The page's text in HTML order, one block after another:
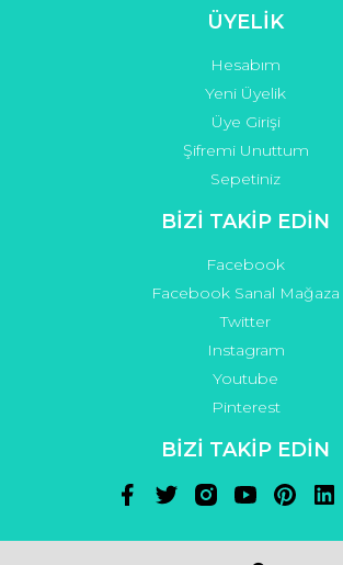
ÜYELİK
Hesabım
Yeni Üyelik
Üye Girişi
Şifremi Unuttum
Sepetiniz
BİZİ TAKİP EDİN
Facebook
Facebook Sanal Mağaza
Twitter
Instagram
Youtube
Pinterest
BİZİ TAKİP EDİN